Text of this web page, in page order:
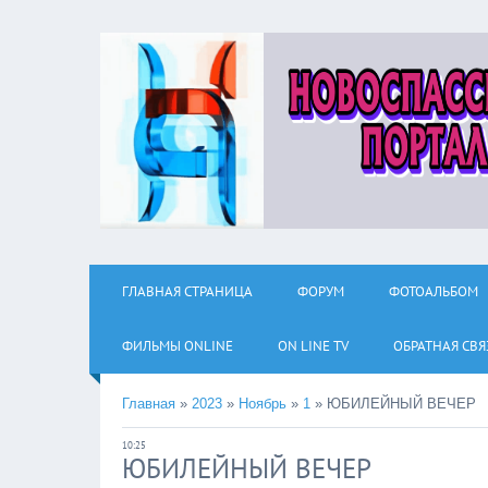
ГЛАВНАЯ СТРАНИЦА ФОРУМ ФОТОАЛЬБОМ
ФИЛЬМЫ ОNLINE ON LINE TV ОБРАТНАЯ
Главная » 2023 » Ноябрь » 1 » ЮБИЛЕЙНЫЙ ВЕЧЕР
10:25
ЮБИЛЕЙНЫЙ ВЕЧЕР